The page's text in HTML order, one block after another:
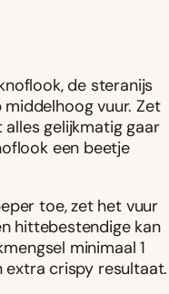
de steranijs
vuur. Zet
gelijkmatig gaar
een beetje
toe, zet het vuur
hittebestendige kan
minimaal 1
extra crispy resultaat.